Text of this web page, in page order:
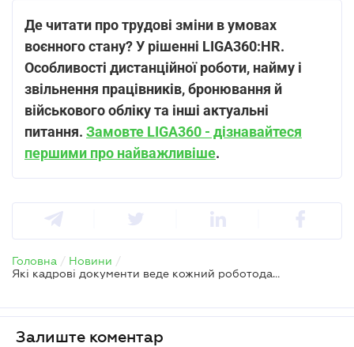
Де читати про трудові зміни в умовах
воєнного стану? У рішенні LIGA360:HR.
Особливості дистанційної роботи, найму і
звільнення працівників, бронювання й
військового обліку та інші актуальні
питання. Замовте LIGA360 - дізнавайтеся
першими про найважливіше.
Головна / Новини /
Які кадрові документи веде кожний роботодавець
Залиште коментар